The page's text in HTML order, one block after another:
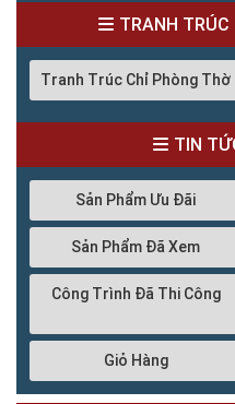
TRANH
Tranh Trúc Chỉ Phòng Thờ
TIN
Sản Phẩm Ưu Đãi
Sản Phẩm Đã Xem
Công Trình Đã Thi Công
Giỏ Hàng